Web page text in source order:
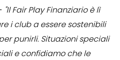
"Il Fair Play Finanziario è lì
i club a essere sostenibili
punirli. Situazioni speciali
e confidiamo che le